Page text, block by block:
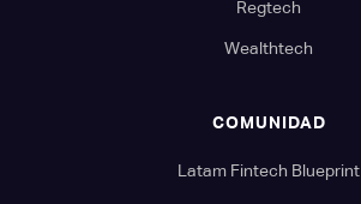
Regtech
Wealthtech
COMUNIDAD
Latam Fintech Blueprint